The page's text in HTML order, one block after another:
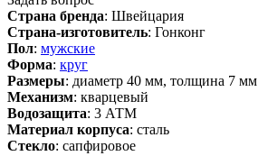
Страна бренда: Швейцария
Страна-изготовитель: Гонконг
Пол: мужские
Форма: круг
Размеры: диаметр 40 мм, толщина 7 мм
Механизм: кварцевый
Водозащита: 3 АТМ
Материал корпуса: сталь
Стекло: сапфировое